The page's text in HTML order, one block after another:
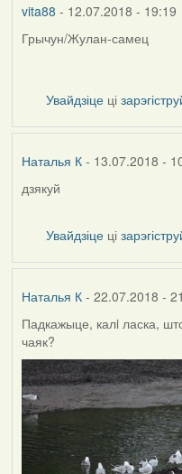
vita88 - 12.07.2018 - 19:19
Грычун/Жулан-самец
Увайдзіце ці
Наталья К- 13.07.2018 -
дзякуй
Увайдзіце ці
Наталья К- 22.07.2018 -
Падкажыце, калi ласка,
чаяк?